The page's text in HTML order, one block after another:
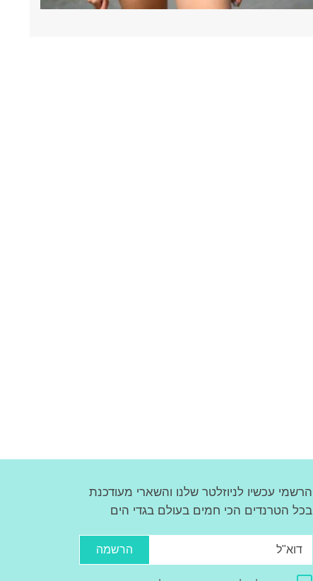
הרשמי עכשיו לניוזלטר שלנו והשארי מעודכנת
בכל הטרנדים הכי חמים בעולם בגדי הים
הרשמה